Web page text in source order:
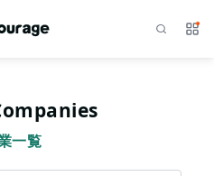
サ
一覧